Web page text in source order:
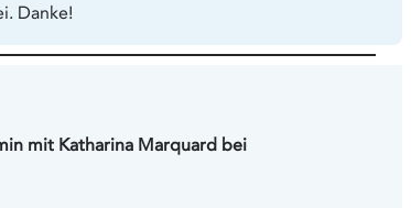
Danke!
mit Katharina Marquard bei